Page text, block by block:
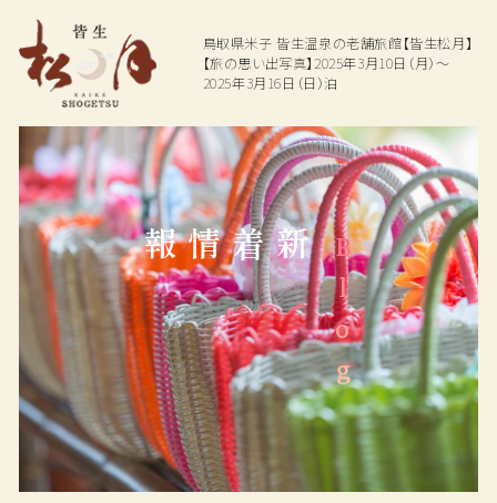
鳥取県米子皆生温泉の老舗旅館【皆生松月】
【旅の思い出写真】2025年3月10日（月）～
2025年3月16日（日）泊
Top
Hot spring
温泉
Dining
お料理
Rooms
ご宿泊客室
Facilities
館内施設
Access
交通アクセス
Plan
プラン一覧
新着情報 Blog